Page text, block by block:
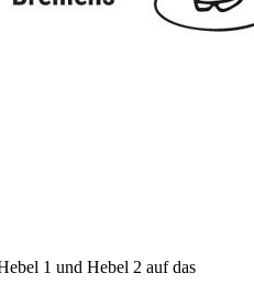
1 und Hebel 2 auf das